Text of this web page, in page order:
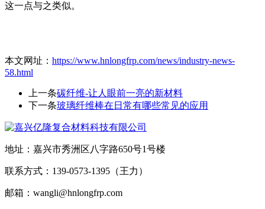
这一点与之类似。
本文网址： https://www.hnlongfrp.com/news/industry-news-
58.html
上一条碳纤维-让人眼前一亮的新材料
下一条玻璃纤维棒在日常有哪些常见的应用
地址：嘉兴市秀洲区八字路650号1号楼
联系方式：139-0573-1395（王力）
邮箱：wangli@hnlongfrp.com